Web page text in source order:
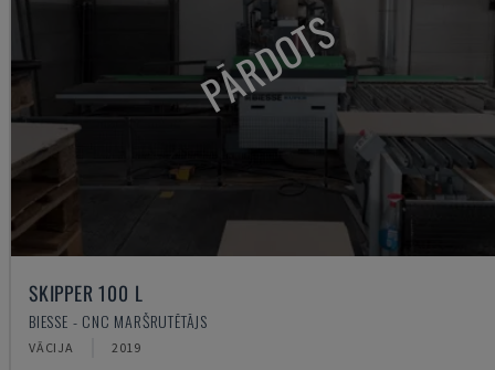
PĀRDOTS
SKIPPER 100 L
BIESSE - CNC MARŠRUTĒTĀJS
VĀCIJA 2019